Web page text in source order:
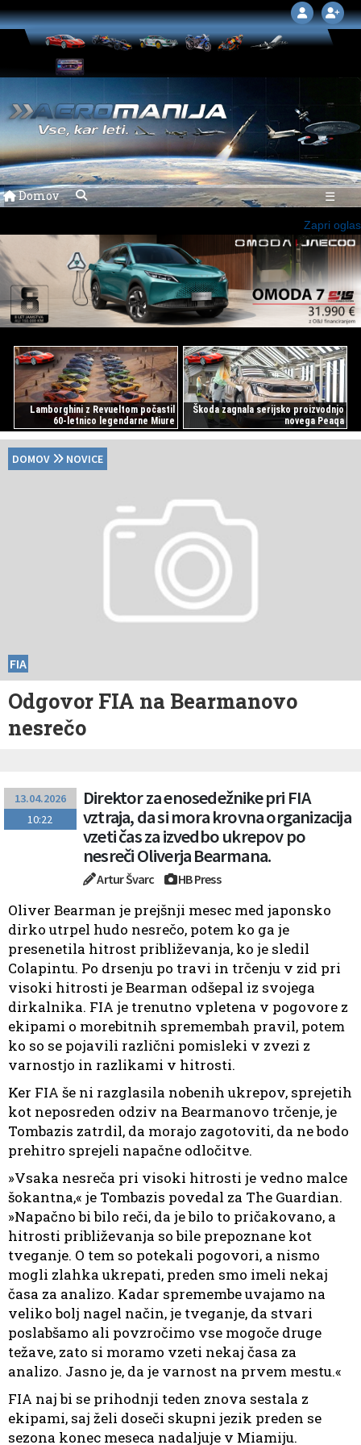
Domov ☰
Zapri oglas
Lamborghini z Revueltom počastil
60-letnico legendarne Miure
Škoda zagnala serijsko proizvodnjo
novega Peaqa
DOMOV NOVICE
FIA
Odgovor FIA na Bearmanovo
nesrečo
13.04.2026
10:22
Direktor za enosedežnike pri FIA
vztraja, da si mora krovna organizacija
vzeti čas za izvedbo ukrepov po
nesreči Oliverja Bearmana.
Artur Švarc HB Press
Oliver Bearman je prejšnji mesec med japonsko
dirko utrpel hudo nesrečo, potem ko ga je
presenetila hitrost približevanja, ko je sledil
Colapintu. Po drsenju po travi in trčenju v zid pri
visoki hitrosti je Bearman odšepal iz svojega
dirkalnika. FIA je trenutno vpletena v pogovore z
ekipami o morebitnih spremembah pravil, potem
ko so se pojavili različni pomisleki v zvezi z
varnostjo in razlikami v hitrosti.
Ker FIA še ni razglasila nobenih ukrepov, sprejetih
kot neposreden odziv na Bearmanovo trčenje, je
Tombazis zatrdil, da morajo zagotoviti, da ne bodo
prehitro sprejeli napačne odločitve.
»Vsaka nesreča pri visoki hitrosti je vedno malce
šokantna,« je Tombazis povedal za The Guardian.
»Napačno bi bilo reči, da je bilo to pričakovano, a
hitrosti približevanja so bile prepoznane kot
tveganje. O tem so potekali pogovori, a nismo
mogli zlahka ukrepati, preden smo imeli nekaj
časa za analizo. Kadar spremembe uvajamo na
veliko bolj nagel način, je tveganje, da stvari
poslabšamo ali povzročimo vse mogoče druge
težave, zato si moramo vzeti nekaj časa za
analizo. Jasno je, da je varnost na prvem mestu.«
FIA naj bi se prihodnji teden znova sestala z
ekipami, saj želi doseči skupni jezik preden se
sezona konec meseca nadaljuje v Miamiju.